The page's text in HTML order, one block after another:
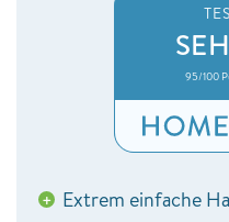
95/100
+ Extrem einfache